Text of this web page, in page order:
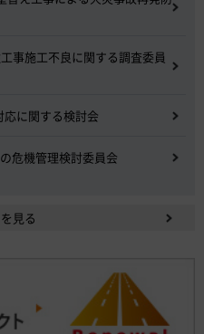
事施工不良に関する調査委員
応に関する検討会
危機管理検討委員会
見る